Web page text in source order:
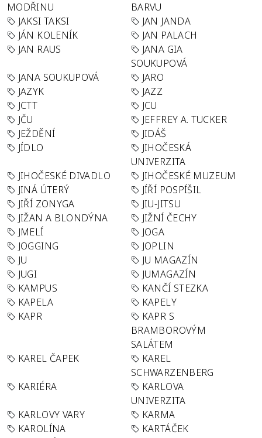
MODŘINU
BARVU
JAKSI TAKSI
JAN JANDA
JÁN KOLENÍK
JAN PALACH
JAN RAUS
JANA GIA
SOUKUPOVÁ
JANA SOUKUPOVÁ
JARO
JAZYK
JAZZ
JCTT
JCU
JČU
JEFFREY A. TUCKER
JEŽDĚNÍ
JIDÁŠ
JÍDLO
JIHOČESKÁ
UNIVERZITA
JIHOČESKÉ DIVADLO
JIHOČESKÉ MUZEUM
JINÁ ÚTERÝ
JÍŘÍ POSPÍŠIL
JIŘÍ ZONYGA
JIU-JITSU
JIŽAN A BLONDÝNA
JIŽNÍ ČECHY
JMELÍ
JOGA
JOGGING
JOPLIN
JU
JU MAGAZÍN
JUGI
JUMAGAZÍN
KAMPUS
KANČÍ STEZKA
KAPELA
KAPELY
KAPR
KAPR S
BRAMBOROVÝM
SALÁTEM
KAREL ČAPEK
KAREL
SCHWARZENBERG
KARIÉRA
KARLOVA
UNIVERZITA
KARLOVY VARY
KARMA
KAROLÍNA
KARTÁČEK